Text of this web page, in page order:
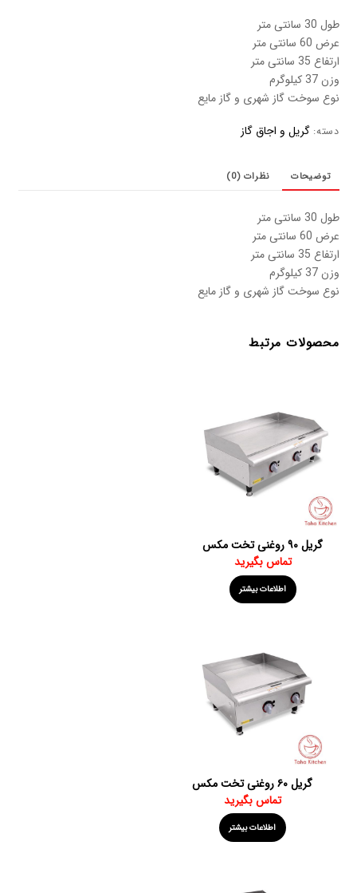
طول 30 سانتی متر
عرض 60 سانتی متر
ارتفاع 35 سانتی متر
وزن 37 کیلوگرم
نوع سوخت گاز شهری و گاز مایع
دسته:گریل و اجاق گاز
توضیحات نظرات (0)
طول 30 سانتی متر
عرض 60 سانتی متر
ارتفاع 35 سانتی متر
وزن 37 کیلوگرم
نوع سوخت گاز شهری و گاز مایع
محصولات مرتبط
گریل ۹۰ روغنی تخت مکس
تماس بگیرید
اطلاعات بیشتر
گریل ۶۰ روغنی تخت مکس
تماس بگیرید
اطلاعات بیشتر